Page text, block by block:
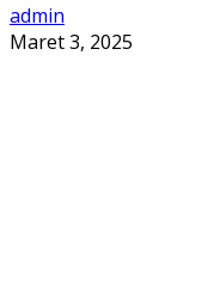
admin
Maret 3, 2025